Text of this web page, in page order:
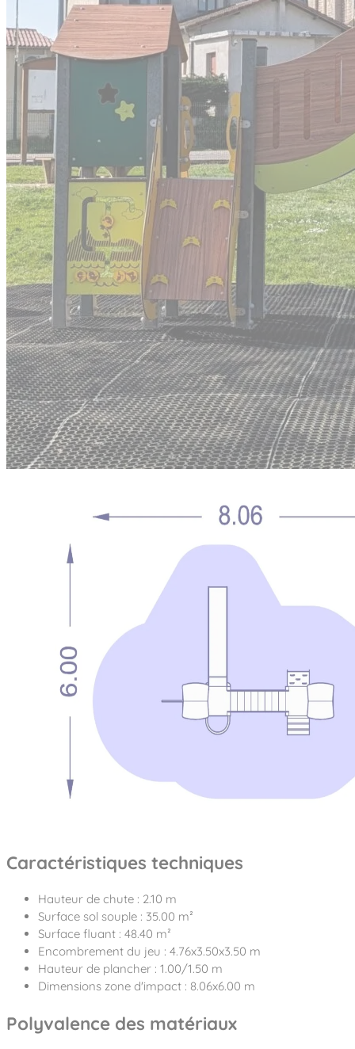
Caractéristiques techniques
Hauteur de chute : 2.10 m
Surface sol souple : 35.00 m²
Surface fluant : 48.40 m²
Encombrement du jeu : 4.76x3.50x3.50 m
Hauteur de plancher : 1.00/1.50 m
Dimensions zone d'impact : 8.06x6.00 m
Polyvalence des matériaux